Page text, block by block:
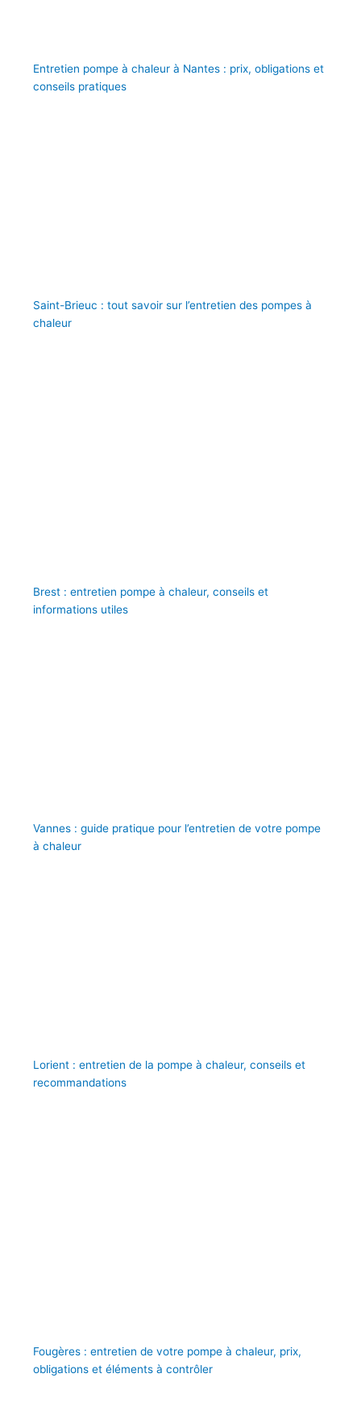
Entretien pompe à chaleur à Nantes : prix, obligations et
conseils pratiques
Saint-Brieuc : tout savoir sur l’entretien des pompes à
chaleur
Brest : entretien pompe à chaleur, conseils et
informations utiles
Vannes : guide pratique pour l’entretien de votre pompe
à chaleur
Lorient : entretien de la pompe à chaleur, conseils et
recommandations
Fougères : entretien de votre pompe à chaleur, prix,
obligations et éléments à contrôler